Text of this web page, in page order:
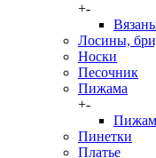
+-
Лосины,
Носки
Песочник
Пижама
+-
Пинетки
Платье